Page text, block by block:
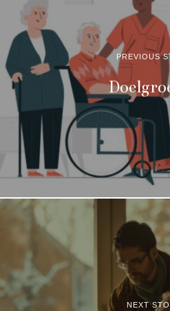
PREVIOUS
NEXT